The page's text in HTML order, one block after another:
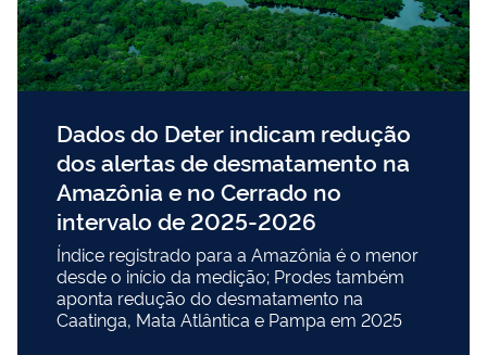
Dados do Deter indicam redução
dos alertas de desmatamento na
Amazônia e no Cerrado no
intervalo de 2025-2026
Índice registrado para a Amazônia é o menor
desde o início da medição; Prodes também
aponta redução do desmatamento na
Caatinga, Mata Atlântica e Pampa em 2025